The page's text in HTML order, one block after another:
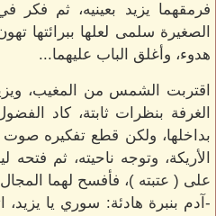
فرمقهما يزيد بعينيه، ثم
الصغيرة سلمى لعلها ببرائتها
هدوء، وأغلق الباب عليهما...
اقتربت الشمس من المغيب،
الغرفة بنظرات ثابتة، كاد
بداخلها، ولكن قطع تفكيره
الأريكة، وتوجه ناحيته، ثم
على ( عتبته )، فأفسح لهما
-آدم بنبرة هادئة: سوري يا